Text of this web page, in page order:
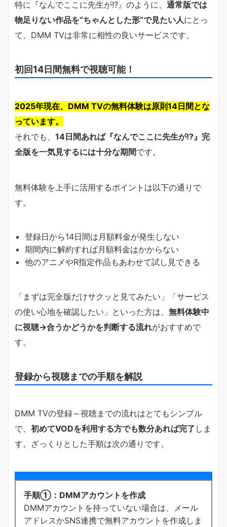
特に『なんでここに先生が!?』のように、 通常版では
物足りない作品を“ちゃんとした形”で見たい人にとっ
て、DMM TVは非常に相性の良いサービスです。
初回14日間無料で視聴可能！
2025年現在、DMM TVの無料体験は原則14日間とな
っています。
それでも、 14日間あれば『なんでここに先生が!?』完
全版を一気見するには十分な期間です。
無料体験を上手に活用するポイントは以下の通りで
す。
登録日から14日間は月額料金が発生しない
期間内に解約すれば月額料金はかからない
他のアニメやR指定作品もあわせて試し見できる
「まずは完全版だけサクッと見てみたい」「サービス
の使い心地を確認したい」といった方は、 無料体験中
に視聴→合うかどうかを判断する流れがおすすめで
す。
登録から視聴までの手順を解説
DMM TVの登録～視聴までの流れはとてもシンプル
で、 初めてVODを利用する方でも数分あれば完了 しま
す。ざっくりとした手順は次の通りです。
手順①：DMMアカウントを作成
DMMアカウントを持っていない場合は、メール
アドレスかSNS連携で無料アカウントを作成しま